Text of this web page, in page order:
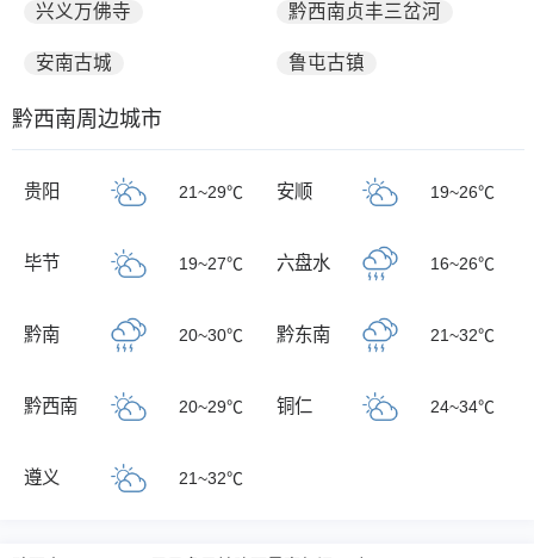
兴义万佛寺 黔西南贞丰三岔河
安南古城 鲁屯古镇
黔西南周边城市
贵阳 21~29℃ 安顺 19~26℃
毕节 19~27℃ 六盘水 16~26℃
黔南 20~30℃ 黔东南 21~32℃
黔西南 20~29℃ 铜仁 24~34℃
遵义 21~32℃